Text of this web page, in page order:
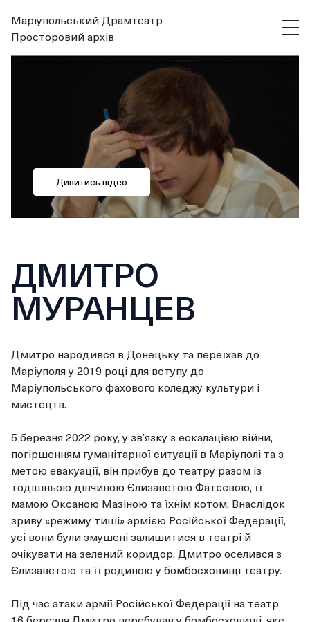
Маріупольський Драмтеатр
Просторовий архів
Дивитись відео
ДМИТРО
МУРАНЦЕВ
Дмитро народився в Донецьку та переїхав до
Маріуполя у 2019 році для вступу до
Маріупольського фахового коледжу культури і
мистецтв.
5 березня 2022 року, у звʼязку з ескалацією війни,
погіршенням гуманітарної ситуації в Маріуполі та з
метою евакуації, він прибув до театру разом із
тодішньою дівчиною Єлизаветою Фатєєвою, її
мамою Оксаною Мазіною та їхнім котом. Внаслідок
зриву «режиму тиші» армією Російської Федерації,
усі вони були змушені залишитися в театрі й
очікувати на зелений коридор. Дмитро оселився з
Єлизаветою та її родиною у бомбосховищі театру.
Під час атаки армії Російської Федерації на театр